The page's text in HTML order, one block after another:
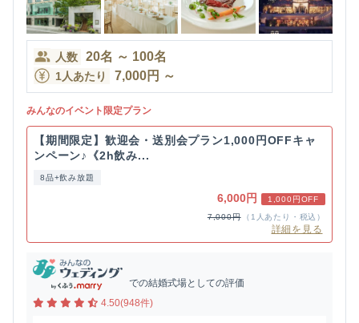
人数 20名 ～ 100名
1人あたり 7,000円 ～
みんなのイベント限定プラン
【期間限定】歓迎会・送別会プラン1,000円OFFキャ
ンペーン♪《2h飲み...
8品+飲み放題
6,000円
1,000円OFF
7,000円
（1人あたり・税込）
詳細を見る
での結婚式場としての評価
4.50(948件)